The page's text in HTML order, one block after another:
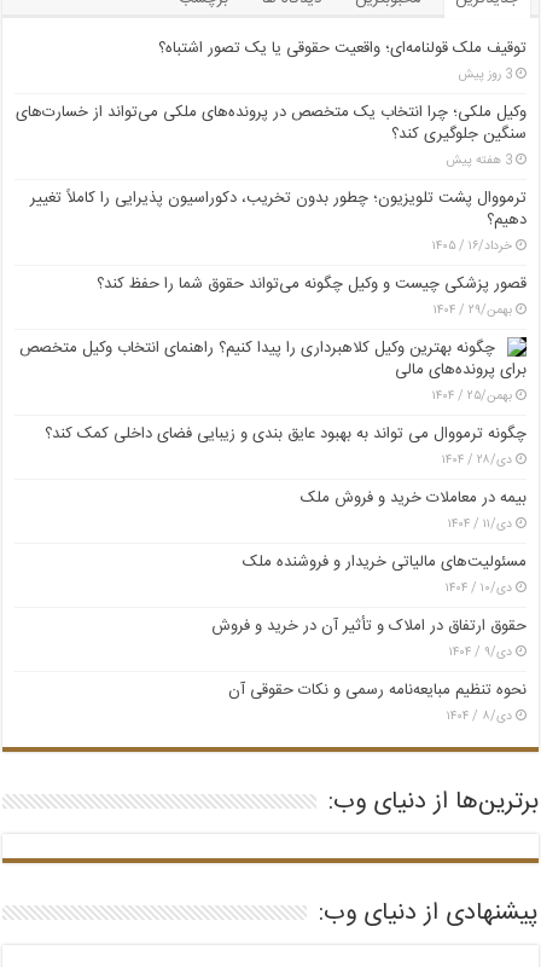
توقیف ملک قولنامه‌ای؛ واقعیت حقوقی یا یک تصور اشتباه؟
3 روز پیش
وکیل ملکی؛ چرا انتخاب یک متخصص در پرونده‌های ملکی می‌تواند از خسارت‌های
سنگین جلوگیری کند؟
3 هفته پیش
ترمووال پشت تلویزیون؛ چطور بدون تخریب، دکوراسیون پذیرایی را کاملاً تغییر
دهیم؟
خرداد/۱۶ / ۱۴۰۵
قصور پزشکی چیست و وکیل چگونه می‌تواند حقوق شما را حفظ کند؟
بهمن/۲۹ / ۱۴۰۴
چگونه بهترین وکیل کلاهبرداری را پیدا کنیم؟ راهنمای انتخاب وکیل متخصص
برای پرونده‌های مالی
بهمن/۲۵ / ۱۴۰۴
چگونه ترمووال می تواند به بهبود عایق بندی و زیبایی فضای داخلی کمک کند؟
دی/۲۸ / ۱۴۰۴
بیمه در معاملات خرید و فروش ملک
دی/۱۱ / ۱۴۰۴
مسئولیت‌های مالیاتی خریدار و فروشنده ملک
دی/۱۰ / ۱۴۰۴
حقوق ارتفاق در املاک و تأثیر آن در خرید و فروش
دی/۹ / ۱۴۰۴
نحوه تنظیم مبایعه‌نامه رسمی و نکات حقوقی آن
دی/۸ / ۱۴۰۴
برترین‌ها از دنیای وب:
پیشنهادی از دنیای وب: